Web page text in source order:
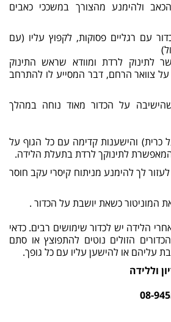
ולהימנע מהצורך במשככי כאבים
עם רגליים פסוקות, לקפוץ עליו (עם
לתינוק לרדת ומוודא שראש התינוק
על צוואר הרחם, דבר המסייע לו להתרחב
על הכדור מאוד נוחה במהלך
כרית) והישענות קדימה עם כל הגוף על
לתינוקך לרדת בתעלת הלידה.
לך להימנע מניתוח קיסרי עקב חוסר
המוניטור כשאת יושבת על הכדור .
הלידה יש לכדור שימושים רבים. כדאי
הזולים נוטים להתפוצץ או סתם
עליהם או להישען עליו עם כל גופך.
וללידה